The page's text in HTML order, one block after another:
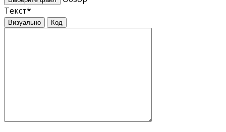
Текст*
Визуально Код